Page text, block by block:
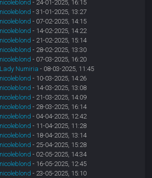
nicoleblond - 24-01-2025, 16:15
nicoleblond - 31-01-2025, 13:27
nicoleblond - 07-02-2025, 14:15
nicoleblond - 14-02-2025, 14:22
nicoleblond - 21-02-2025, 15:14
nicoleblond - 28-02-2025, 13:30
nicoleblond - 07-03-2025, 16:20
Lady Numiria - 08-03-2025, 11:45
nicoleblond - 10-03-2025, 14:26
nicoleblond - 14-03-2025, 13:08
nicoleblond - 21-03-2025, 14:09
nicoleblond - 28-03-2025, 16:14
nicoleblond - 04-04-2025, 12:42
nicoleblond - 11-04-2025, 11:28
nicoleblond - 18-04-2025, 13:14
nicoleblond - 25-04-2025, 15:28
nicoleblond - 02-05-2025, 14:34
nicoleblond - 16-05-2025, 12:45
nicoleblond - 23-05-2025, 15:10